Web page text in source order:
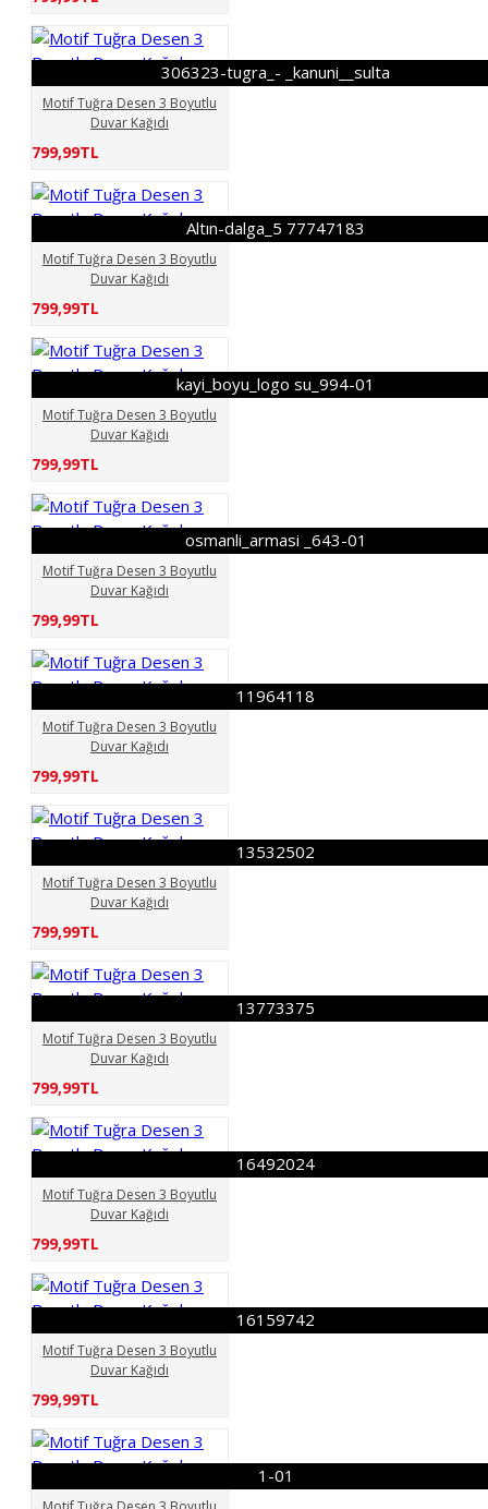
306323-tugra_- _kanuni__sulta
Motif Tuğra Desen 3 Boyutlu
Duvar Kağıdı
799,99TL
Altın-dalga_5 77747183
Motif Tuğra Desen 3 Boyutlu
Duvar Kağıdı
799,99TL
kayi_boyu_logo su_994-01
Motif Tuğra Desen 3 Boyutlu
Duvar Kağıdı
799,99TL
osmanli_armasi _643-01
Motif Tuğra Desen 3 Boyutlu
Duvar Kağıdı
799,99TL
11964118
Motif Tuğra Desen 3 Boyutlu
Duvar Kağıdı
799,99TL
13532502
Motif Tuğra Desen 3 Boyutlu
Duvar Kağıdı
799,99TL
13773375
Motif Tuğra Desen 3 Boyutlu
Duvar Kağıdı
799,99TL
16492024
Motif Tuğra Desen 3 Boyutlu
Duvar Kağıdı
799,99TL
16159742
Motif Tuğra Desen 3 Boyutlu
Duvar Kağıdı
799,99TL
1-01